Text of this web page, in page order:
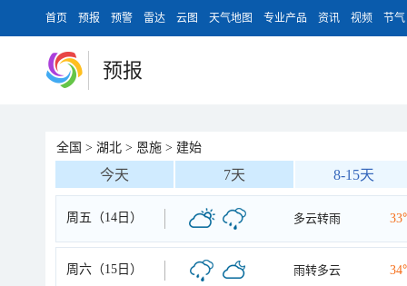
首页 预报 预警 雷达 云图 天气地图 专业产品 资讯 视频 节气
预报
全国 > 湖北 > 恩施 > 建始
今天 7天 8-15天
周五（14日） 多云转雨
周六（15日） 雨转多云